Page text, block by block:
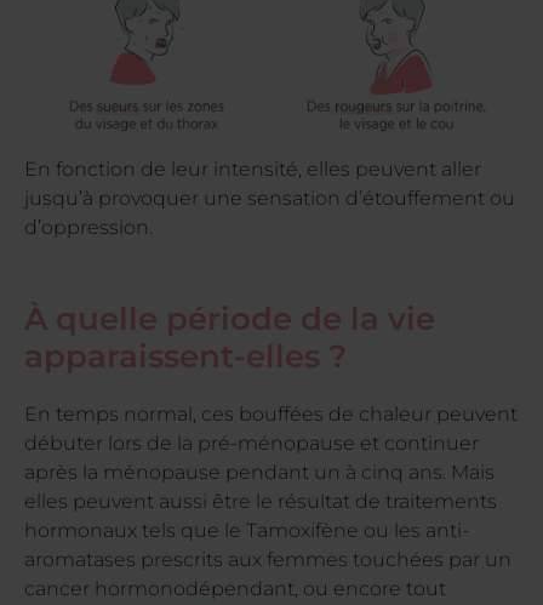
En fonction de leur intensité, elles peuvent aller
jusqu’à provoquer une sensation d’étouffement ou
d’oppression.
À quelle période de la vie
apparaissent-elles ?
En temps normal, ces bouffées de chaleur peuvent
débuter lors de la pré-ménopause et continuer
après la ménopause pendant un à cinq ans. Mais
elles peuvent aussi être le résultat de traitements
hormonaux tels que le Tamoxifène ou les anti-
aromatases prescrits aux femmes touchées par un
cancer hormonodépendant, ou encore tout